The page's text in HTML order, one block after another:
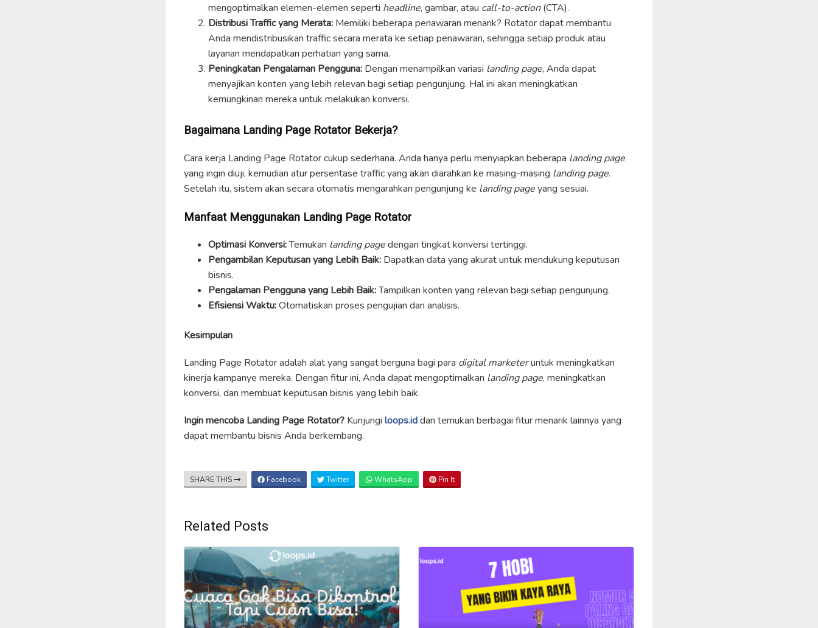
mengoptimalkan elemen-elemen seperti headline, gambar, atau call-to-action(CTA).
Distribusi Traffic yang Merata: Memiliki beberapa penawaran menarik? Rotator dapat membantu
Anda mendistribusikan traffic secara merata ke setiap penawaran, sehingga setiap produk atau
layanan mendapatkan perhatian yang sama.
Peningkatan Pengalaman Pengguna: Dengan menampilkan variasi landing page, Anda dapat
menyajikan konten yang lebih relevan bagi setiap pengunjung. Hal ini akan meningkatkan
kemungkinan mereka untuk melakukan konversi.
Bagaimana Landing Page Rotator Bekerja?
Cara kerja Landing Page Rotator cukup sederhana. Anda hanya perlu menyiapkan beberapa landing page
yang ingin diuji, kemudian atur persentase traffic yang akan diarahkan ke masing-masing landing page.
Setelah itu, sistem akan secara otomatis mengarahkan pengunjung ke landing pageyang sesuai.
Manfaat Menggunakan Landing Page Rotator
Optimasi Konversi:Temukan landing pagedengan tingkat konversi tertinggi.
Pengambilan Keputusan yang Lebih Baik: Dapatkan data yang akurat untuk mendukung keputusan
bisnis.
Pengalaman Pengguna yang Lebih Baik:Tampilkan konten yang relevan bagi setiap pengunjung.
Efisiensi Waktu:Otomatiskan proses pengujian dan analisis.
Kesimpulan
Landing Page Rotator adalah alat yang sangat berguna bagi para digital marketeruntuk meningkatkan
kinerja kampanye mereka. Dengan fitur ini, Anda dapat mengoptimalkan landing page, meningkatkan
konversi, dan membuat keputusan bisnis yang lebih baik.
Ingin mencoba Landing Page Rotator? Kunjungi loops.iddan temukan berbagai fitur menarik lainnya yang
dapat membantu bisnis Anda berkembang.
SHARE THIS Facebook Twitter WhatsApp Pin It
Related Posts